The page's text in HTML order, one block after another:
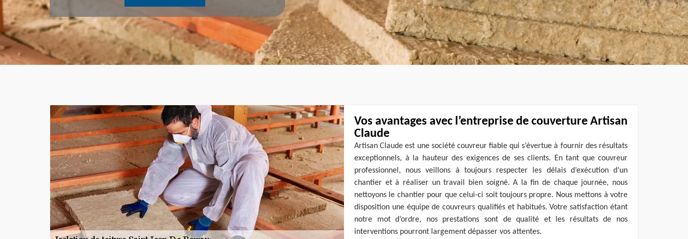
Vos avantages avec l’entreprise de couverture Artisan
Claude
Artisan Claude est une société couvreur fiable qui s’évertue à fournir des résultats
exceptionnels, à la hauteur des exigences de ses clients. En tant que couvreur
professionnel, nous veillons à toujours respecter les délais d’exécution d’un
chantier et à réaliser un travail bien soigné. A la fin de chaque journée, nous
nettoyons le chantier pour que celui-ci soit toujours propre. Nous mettons à votre
disposition une équipe de couvreurs qualifiés et habitués. Votre satisfaction étant
notre mot d’ordre, nos prestations sont de qualité et les résultats de nos
interventions pourront largement dépasser vos attentes.